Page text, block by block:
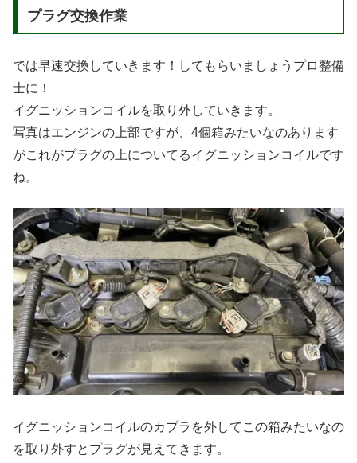
プラグ交換作業
では早速交換していきます！してもらいましょうプロ整備
士に！
イグニッションコイルを取り外していきます。
写真はエンジンの上部ですが、4個箱みたいなのあります
がこれがプラグの上についてるイグニッションコイルです
ね。
イグニッションコイルのカプラを外してこの箱みたいなの
を取り外すとプラグが見えてきます。